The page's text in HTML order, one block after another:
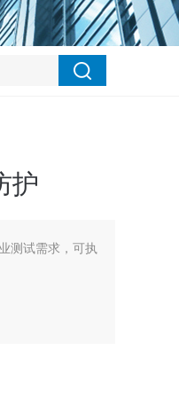
护
测试需求，可执